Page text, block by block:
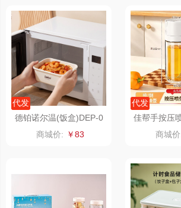
宏太 都乐Dole
易路达 天琴
皮尔卡丹（皮具
类）
傲胜OSIM
温仑山（电器
海尔 三头鹰
伊莱克斯
飞利浦（音频类） 珍视明
代发
德铂诺尔温(饭盒)DEP-0
商城价: ￥83
代发
佳帮手按压
ml油壶
商城